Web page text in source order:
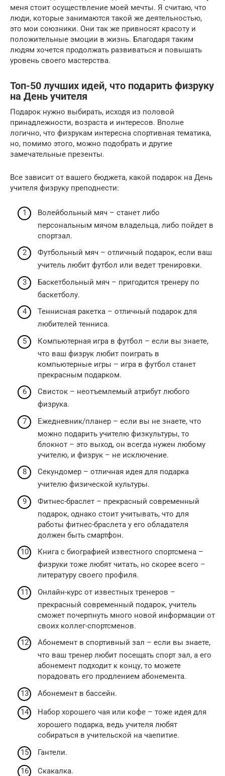
меня стоит осуществление моей мечты. Я считаю, что
люди, которые занимаются такой же деятельностью,
это мои союзники. Они так же привносят красоту и
положительные эмоции в жизнь. Благодаря таким
людям хочется продолжать развиваться и повышать
уровень своего мастерства.
Топ-50 лучших идей, что подарить физруку
на День учителя
Подарок нужно выбирать, исходя из половой
принадлежности, возраста и интересов. Вполне
логично, что физрукам интересна спортивная тематика,
но, помимо этого, можно подобрать и другие
замечательные презенты.
Все зависит от вашего бюджета, какой подарок на День
учителя физруку преподнести:
Волейбольный мяч – станет либо
персональным мячом владельца, либо пойдет в
спортзал.
Футбольный мяч – отличный подарок, если ваш
учитель любит футбол или ведет тренировки.
Баскетбольный мяч – пригодится тренеру по
баскетболу.
Теннисная ракетка – отличный подарок для
любителей тенниса.
Компьютерная игра в футбол – если вы знаете,
что ваш физрук любит поиграть в
компьютерные игры – игра в футбол станет
прекрасным подарком.
Свисток – неотъемлемый атрибут любого
физрука.
Ежедневник/планер – если вы не знаете, что
можно подарить учителю физкультуры, то
блокнот – это выход, он всегда нужен любому
учителю, и физрук – не исключение.
Секундомер – отличная идея для подарка
учителю физической культуры.
Фитнес-браслет – прекрасный современный
подарок, однако стоит учитывать, что для
работы фитнес-браслета у его обладателя
должен быть смартфон.
Книга с биографией известного спортсмена –
физруки тоже любят читать, но скорее всего –
литературу своего профиля.
Онлайн-курс от известных тренеров –
прекрасный современный подарок, учитель
сможет почерпнуть много новой информации от
своих коллег-спортсменов.
Абонемент в спортивный зал – если вы знаете,
что ваш тренер любит посещать спорт зал, а его
абонемент подходит к концу, то можете
порадовать его продлением абонемента.
Абонемент в бассейн.
Набор хорошего чая или кофе – тоже идея для
хорошего подарка, ведь учителя любят
собираться в учительской на чаепитие.
Гантели.
Скакалка.